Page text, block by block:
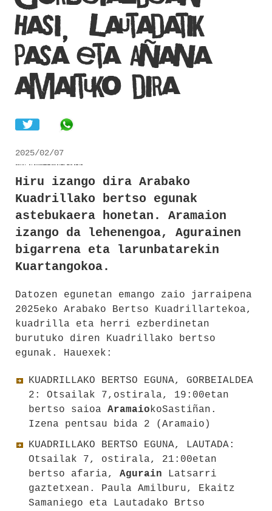
hasi, Lautadatik
pasa eta Añana
amaituko dira
2025/02/07
Hiru izango dira Arabako
Kuadrillako bertso egunak
astebukaera honetan. Aramaion
izango da lehenengoa, Agurainen
bigarrena eta larunbatarekin
Kuartangokoa.
Datozen egunetan emango zaio jarraipena
2025eko Arabako Bertso Kuadrillartekoa,
kuadrilla eta herri ezberdinetan
burutuko diren Kuadrillako bertso
egunak. Hauexek:
KUADRILLAKO BERTSO EGUNA, GORBEIALDEA
2: Otsailak 7,ostirala, 19:00etan
bertso saioa AramaiokoSastiñan.
Izena pentsau bida 2 (Aramaio)
KUADRILLAKO BERTSO EGUNA, LAUTADA:
Otsailak 7, ostirala, 21:00etan
bertso afaria, Agurain Latsarri
gaztetxean. Paula Amilburu, Ekaitz
Samaniego eta Lautadako Brtso